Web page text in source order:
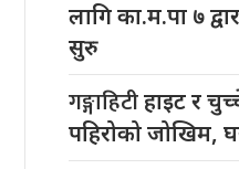
लागि का.म.पा ७
सुरु
गङ्गाहिटीहाइट र
पहिरोको जोखिम,